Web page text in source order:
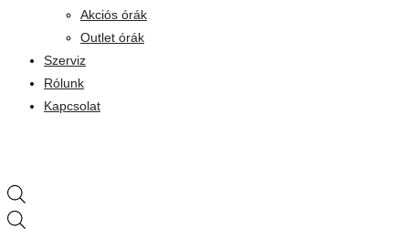
Akciós órák
Outlet órák
Szerviz
Rólunk
Kapcsolat